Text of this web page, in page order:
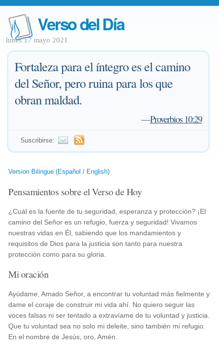
Verso del Día
lunes 17 mayo 2021
Fortaleza para el íntegro es el camino
del Señor, pero ruina para los que
obran maldad.
—Proverbios 10:29
Suscribirse:
Version Bilingue (Español / English)
Pensamientos sobre el Verso de Hoy
¿Cuál es la fuente de tu seguridad, esperanza y protección? ¡El
camino del Señor es un refugio, fuerza y seguridad! Vivamos
nuestras vidas en Él, sabiendo que los mandamientos y
requisitos de Dios para la justicia son tanto para nuestra
protección como para su gloria.
Mi oración
Ayúdame, Amado Señor, a encontrar tu voluntad más fielmente y
dame el coraje de construir mi vida ahí. No quiero seguir las
voces falsas ni ser tentado a extravíame de tu voluntad y justicia.
Que tu voluntad sea no solo mi deleite, sino también mi refugio.
En el nombre de Jesús, oro, Amén.